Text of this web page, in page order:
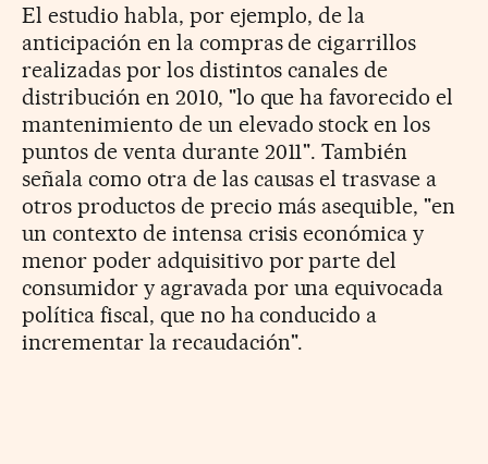
El estudio habla, por ejemplo, de la
anticipación en la compras de cigarrillos
realizadas por los distintos canales de
distribución en 2010, "lo que ha favorecido el
mantenimiento de un elevado stock en los
puntos de venta durante 2011". También
señala como otra de las causas el trasvase a
otros productos de precio más asequible, "en
un contexto de intensa crisis económica y
menor poder adquisitivo por parte del
consumidor y agravada por una equivocada
política fiscal, que no ha conducido a
incrementar la recaudación".